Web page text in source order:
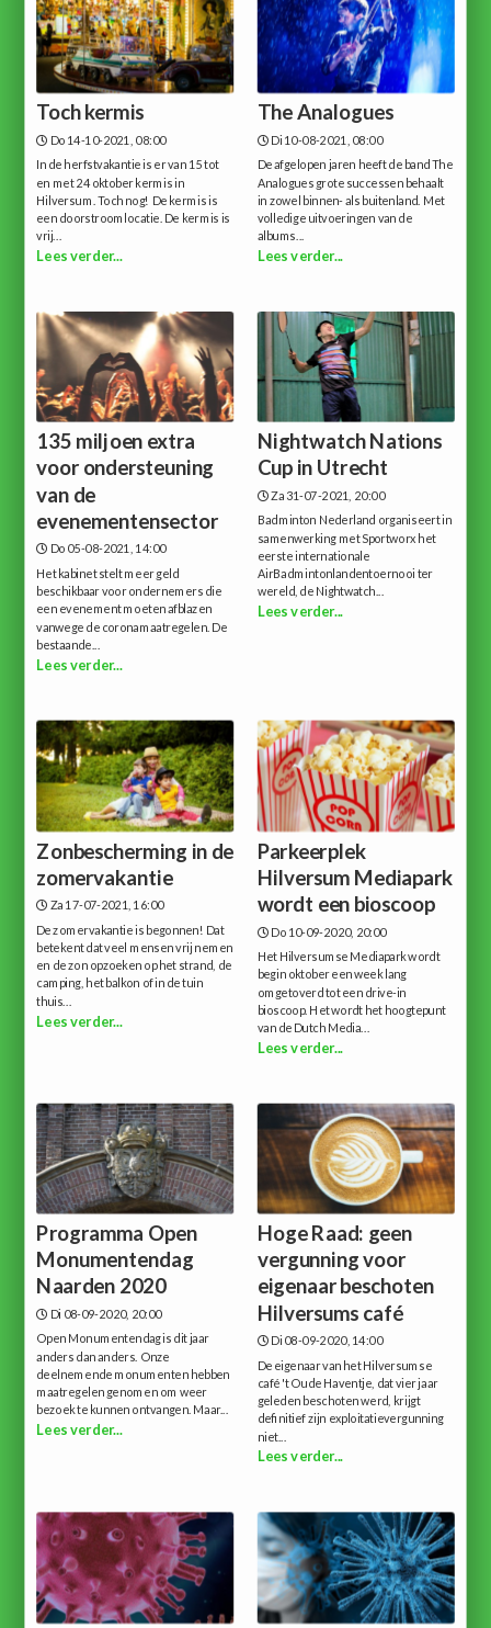
Toch kermis
Do 14-10-2021, 08:00
In de herfstvakantie is er van 15 tot
en met 24 oktober kermis in
Hilversum. Toch nog! De kermis is
een doorstroomlocatie. De kermis is
vrij...
Lees verder...
The Analogues
Di 10-08-2021, 08:00
De afgelopen jaren heeft de band The
Analogues grote successen behaalt
in zowel binnen- als buitenland. Met
volledige uitvoeringen van de
albums...
Lees verder...
135 miljoen extra
voor ondersteuning
van de
evenementensector
Do 05-08-2021, 14:00
Het kabinet stelt meer geld
beschikbaar voor ondernemers die
een evenement moeten afblazen
vanwege de coronamaatregelen. De
bestaande...
Lees verder...
Nightwatch Nations
Cup in Utrecht
Za 31-07-2021, 20:00
Badminton Nederland organiseert in
samenwerking met Sportworx het
eerste internationale
AirBadmintonlandentoernooi ter
wereld, de Nightwatch...
Lees verder...
Zonbescherming in de
zomervakantie
Za 17-07-2021, 16:00
De zomervakantie is begonnen! Dat
betekent dat veel mensen vrij nemen
en de zon opzoeken op het strand, de
camping, het balkon of in de tuin
thuis...
Lees verder...
Parkeerplek
Hilversum Mediapark
wordt een bioscoop
Do 10-09-2020, 20:00
Het Hilversumse Mediapark wordt
begin oktober een week lang
omgetoverd tot een drive-in
bioscoop. Het wordt het hoogtepunt
van de Dutch Media...
Lees verder...
Programma Open
Monumentendag
Naarden 2020
Di 08-09-2020, 20:00
Open Monumentendag is dit jaar
anders dan anders. Onze
deelnemende monumenten hebben
maatregelen genomen om weer
bezoek te kunnen ontvangen. Maar...
Lees verder...
Hoge Raad: geen
vergunning voor
eigenaar beschoten
Hilversums café
Di 08-09-2020, 14:00
De eigenaar van het Hilversumse
café 't Oude Haventje, dat vier jaar
geleden beschoten werd, krijgt
definitief zijn exploitatievergunning
niet...
Lees verder...